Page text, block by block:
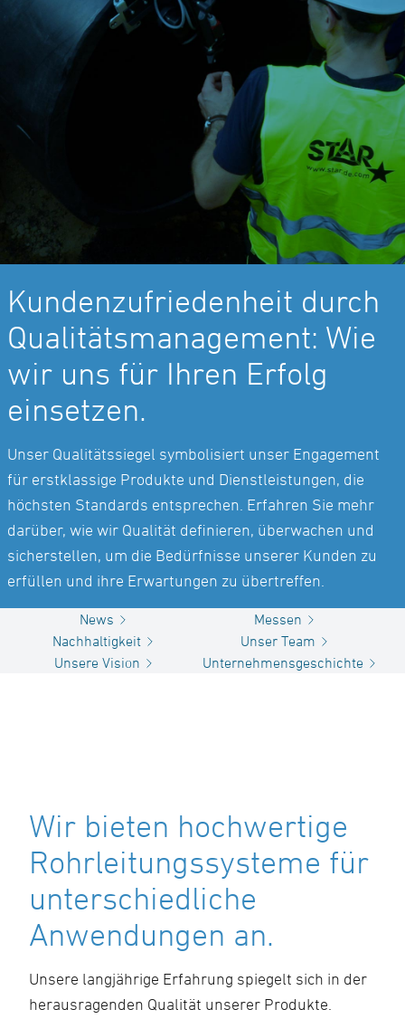
Kundenzufriedenheit durch
Qualitätsmanagement: Wie
wir uns für Ihren Erfolg
einsetzen.
Unser Qualitätssiegel symbolisiert unser Engagement
für erstklassige Produkte und Dienstleistungen, die
höchsten Standards entsprechen. Erfahren Sie mehr
darüber, wie wir Qualität definieren, überwachen und
sicherstellen, um die Bedürfnisse unserer Kunden zu
erfüllen und ihre Erwartungen zu übertreffen.
News
Messen
Nachhaltigkeit
Unser Team
Unsere Vision
Unternehmensgeschichte
Wir bieten hochwertige
Rohrleitungssysteme für
unterschiedliche
Anwendungen an.
Unsere langjährige Erfahrung spiegelt sich in der
herausragenden Qualität unserer Produkte.